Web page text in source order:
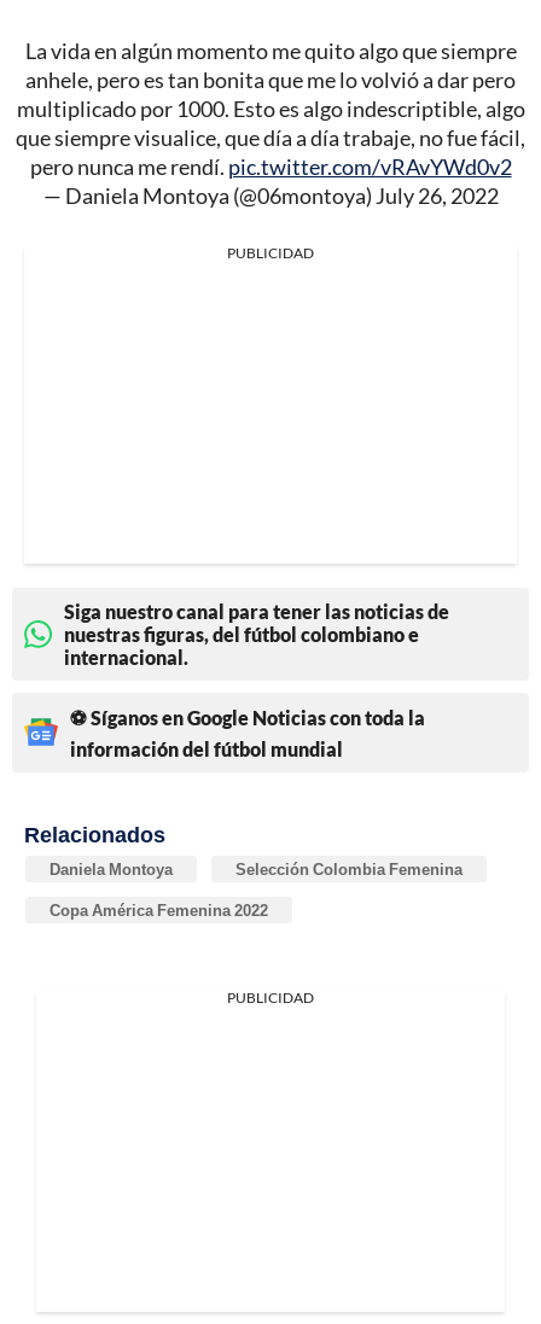
La vida en algún momento me quito algo que siempre
anhele, pero es tan bonita que me lo volvió a dar pero
multiplicado por 1000. Esto es algo indescriptible, algo
que siempre visualice, que día a día trabaje, no fue fácil,
pero nunca me rendí. pic.twitter.com/vRAvYWd0v2
— Daniela Montoya (@06montoya) July 26, 2022
PUBLICIDAD
Siga nuestro canal para tener las noticias de
nuestras figuras, del fútbol colombiano e
internacional.
⚽ Síganos en Google Noticias con toda la
información del fútbol mundial
Relacionados
Daniela Montoya Selección Colombia Femenina
Copa América Femenina 2022
PUBLICIDAD